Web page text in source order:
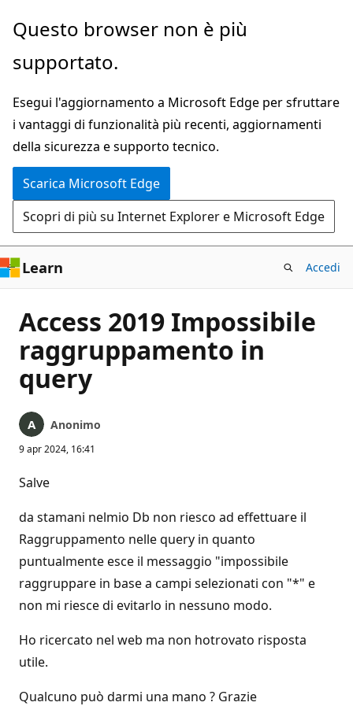
Ignora
passa
contenuto
principale
Questo browser non è più
supportato.
Esegui l'aggiornamento a Microsoft Edge per sfruttare
i vantaggi di funzionalità più recenti, aggiornamenti
della sicurezza e supporto tecnico.
Scarica Microsoft Edge
Scopri di più su Internet Explorer e Microsoft Edge
Learn Accedi
Access 2019 Impossibile
raggruppamento in
query
Anonimo
9 apr 2024, 16:41
Salve
da stamani nelmio Db non riesco ad effettuare il
Raggruppamento nelle query in quanto
puntualmente esce il messaggio "impossibile
raggruppare in base a campi selezionati con "*" e
non mi riesce di evitarlo in nessuno modo.
Ho ricercato nel web ma non hotrovato risposta
utile.
Qualcuno può darmi una mano ? Grazie